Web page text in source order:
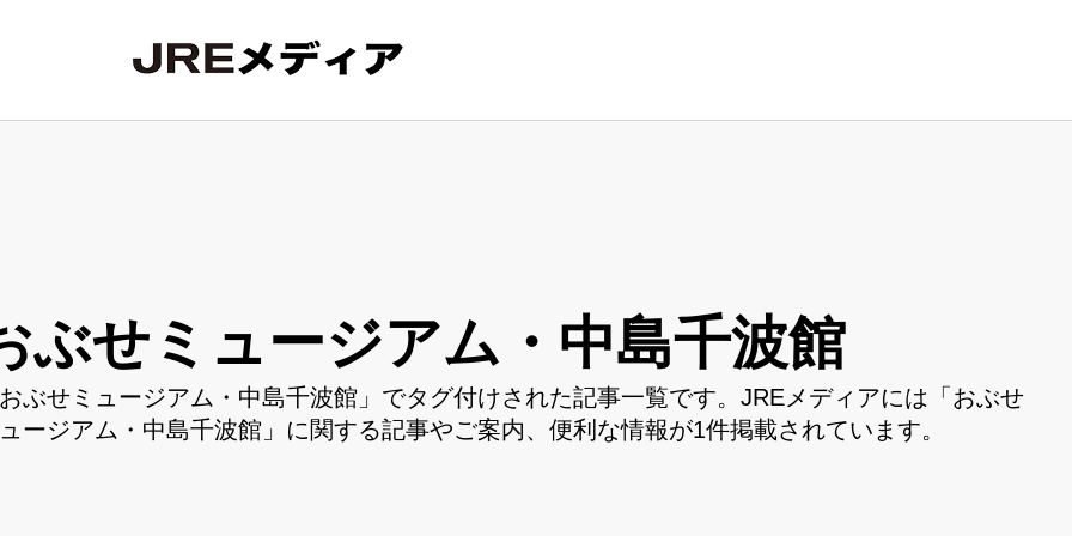
ぶせミュージアム・中島千波館
ぶせミュージアム・中島千波館」でタグ付けされた記事一覧です。JREメディアには「おぶせ
ージアム・中島千波館」に関する記事やご案内、便利な情報が1件掲載されています。